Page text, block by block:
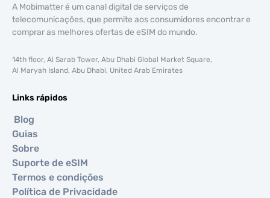
A Mobimatter é um canal digital de serviços de
telecomunicações, que permite aos consumidores encontrar e
comprar as melhores ofertas de eSIM do mundo.
14th floor, Al Sarab Tower, Abu Dhabi Global Market Square,
Al Maryah Island, Abu Dhabi, United Arab Emirates
Links rápidos
Blog
Guias
Sobre
Suporte de eSIM
Termos e condições
Política de Privacidade